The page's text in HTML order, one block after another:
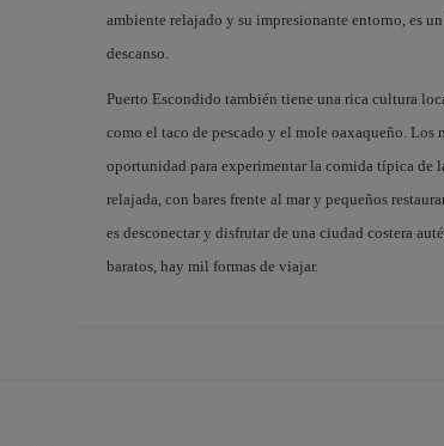
ambiente relajado y su impresionante entorno, es
descanso.
Puerto Escondido también tiene una rica cultura
como el taco de pescado y el mole oaxaqueño. Los
oportunidad para experimentar la comida típica de
relajada, con bares frente al mar y pequeños
es desconectar y disfrutar de una ciudad costera
baratos, hay mil formas de viajar.